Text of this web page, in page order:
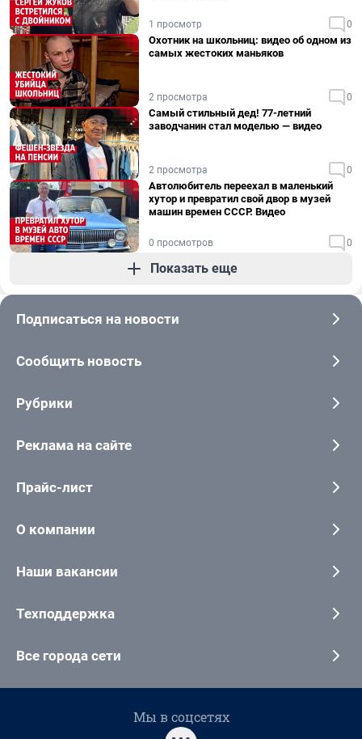
1 просмотр 0
Охотник на школьниц: видео об одном из
самых жестоких маньяков
2 просмотра 0
Самый стильный дед! 77-летний
заводчанин стал моделью — видео
2 просмотра 0
Автолюбитель переехал в маленький
хутор и превратил свой двор в музей
машин времен СССР. Видео
0 просмотров 0
Показать еще
Подписаться на новости
Сообщить новость
Рубрики
Реклама на сайте
Прайс-лист
О компании
Наши вакансии
Техподдержка
Все города сети
Мы в соцсетях